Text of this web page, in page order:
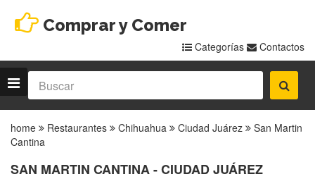
Comprar y Comer
Categorías Contactos
home Restaurantes Chihuahua Ciudad Juárez
San Martin
Cantina
SAN MARTIN CANTINA - CIUDAD JUÁREZ